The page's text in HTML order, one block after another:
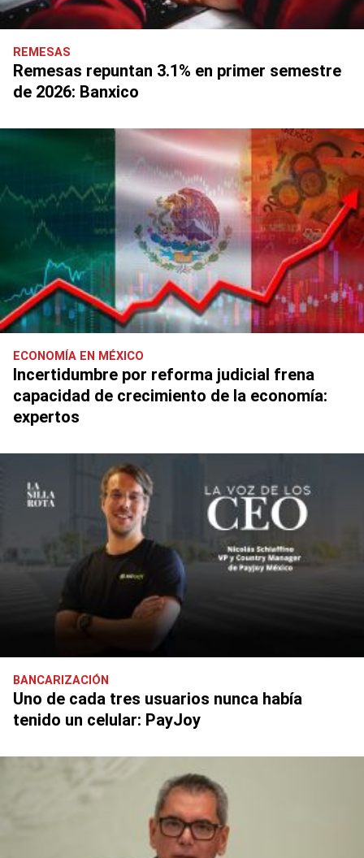
REMESAS
Remesas repuntan 3.1% en primer semestre
de 2026: Banxico
ECONOMÍA EN MÉXICO
Incertidumbre por reforma judicial frena
capacidad de crecimiento de la economía:
expertos
BANCARIZACIÓN
Uno de cada tres usuarios nunca había
tenido un celular: PayJoy